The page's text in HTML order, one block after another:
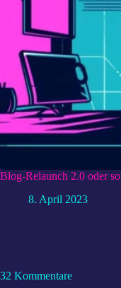
Blog-Relaunch 2.0 oder so
8. April 2023
32 Kommentare